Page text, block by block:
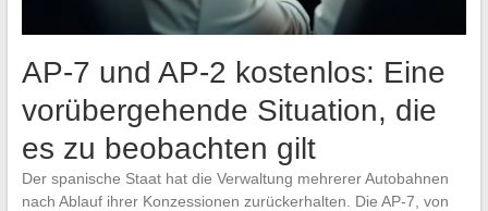
AP-7 und AP-2 kostenlos: Eine
vorübergehende Situation, die
es zu beobachten gilt
Der spanische Staat hat die Verwaltung mehrerer Autobahnen
nach Ablauf ihrer Konzessionen zurückerhalten. Die AP-7, von